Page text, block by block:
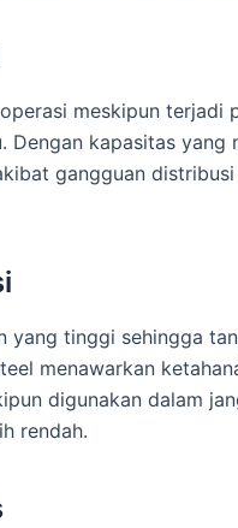
meskipun terjadi
kapasitas yang
gangguan
yang tinggi sehingga
menawarkan
digunakan dalam
rendah.